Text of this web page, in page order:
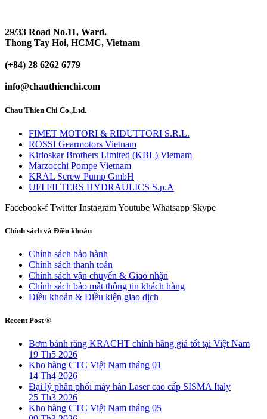
29/33 Road No.11, Ward.
Thong Tay Hoi, HCMC, Vietnam
(+84) 28 6262 6779
info@chauthienchi.com
Chau Thien Chi Co.,Ltd.
FIMET MOTORI & RIDUTTORI S.R.L.
ROSSI Gearmotors Vietnam
Kirloskar Brothers Limited (KBL) Vietnam
Marzocchi Pompe Vietnam
KRAL Screw Pump GmbH
UFI FILTERS HYDRAULICS S.p.A
Facebook-f Twitter InstagramYoutube Whatsapp Skype
Chính sách và Điều khoản
Chính sách bảo hành
Chính sách thanh toán
Chính sách vận chuyển & Giao nhận
Chính sách bảo mật thông tin khách hàng
Điều khoản & Điều kiện giao dịch
Recent Post ®
Bơm bánh răng KRACHT chính hãng giá tốt tại Việt Nam
19 Th5 2026
Kho hàng CTC Việt Nam tháng 01
14 Th4 2026
Đại lý phân phối máy hàn Laser cao cấp SISMA Italy
25 Th3 2026
Kho hàng CTC Việt Nam tháng 05